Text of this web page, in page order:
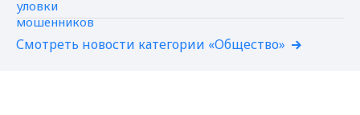
Смотреть новости категории «Общество»